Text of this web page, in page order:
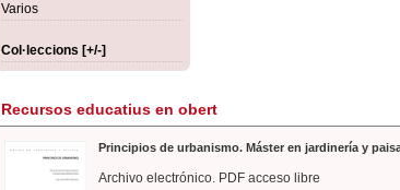
Varios
Col·leccions [+/-]
Recursos educatius en obert
Principios de urbanismo. Máster en jardinería y
Archivo electrónico. PDF acceso libre